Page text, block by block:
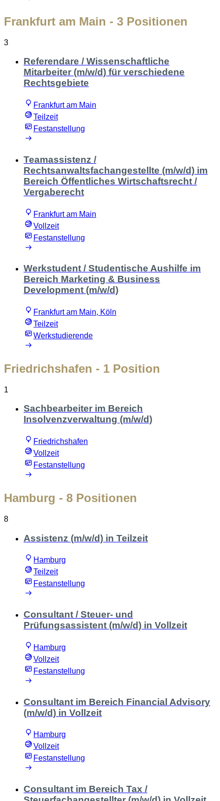
Frankfurt am Main - 3 Positionen
3
Referendare / Wissenschaftliche
Mitarbeiter (m/w/d) für verschiedene
Rechtsgebiete
Frankfurt am Main
Teilzeit
Festanstellung
Teamassistenz /
Rechtsanwaltsfachangestellte (m/w/d) im
Bereich Öffentliches Wirtschaftsrecht /
Vergaberecht
Frankfurt am Main
Vollzeit
Festanstellung
Werkstudent / Studentische Aushilfe im
Bereich Marketing & Business
Development (m/w/d)
Frankfurt am Main, Köln
Teilzeit
Werkstudierende
Friedrichshafen - 1 Position
1
Sachbearbeiter im Bereich
Insolvenzverwaltung (m/w/d)
Friedrichshafen
Vollzeit
Festanstellung
Hamburg - 8 Positionen
8
Assistenz (m/w/d) in Teilzeit
Hamburg
Teilzeit
Festanstellung
Consultant / Steuer- und
Prüfungsassistent (m/w/d) in Vollzeit
Hamburg
Vollzeit
Festanstellung
Consultant im Bereich Financial Advisory
(m/w/d) in Vollzeit
Hamburg
Vollzeit
Festanstellung
Consultant im Bereich Tax /